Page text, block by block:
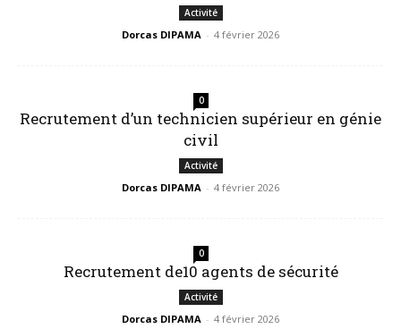
Activité
Dorcas DIPAMA - 4 février 2026
0
Recrutement d’un technicien supérieur en génie
civil
Activité
Dorcas DIPAMA - 4 février 2026
0
Recrutement de10 agents de sécurité
Activité
Dorcas DIPAMA - 4 février 2026